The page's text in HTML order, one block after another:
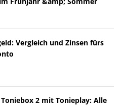
Vergleich und Zinsen fürs
2 mit Tonieplay: Alle